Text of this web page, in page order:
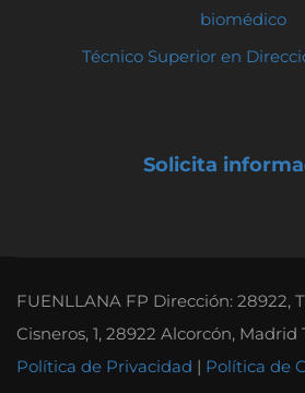
biomédico
Técnico Superior en
Solicita
FUENLLANA FP Dirección: 28922,
Cisneros, 1, 28922 Alcorcón, Madrid
Política de Privacidad | Política de